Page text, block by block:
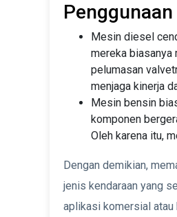
Penggunaan
Mesin diesel
mereka
pelumasan
menjaga kinerja
Mesin bensin
komponen
Oleh karena itu,
Dengan demikian,
jenis kendaraan yang
aplikasi komersial atau